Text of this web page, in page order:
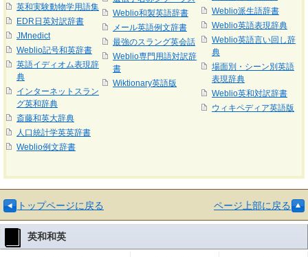
英和実験動物学用語集
EDR日英対訳辞書
JMnedict
Weblio記号和英辞書
英語イディオム表現辞
典
インターネットスラン
グ英和辞典
斎藤和英大辞典
人口統計学英英辞書
Weblio例文辞書
Weblio和製英語辞書
メール英語例文辞書
最強のスラング英会話
Weblio専門用語対訳辞
書
Wiktionary英語版
Weblio派生語辞書
Weblio英語表現辞典
Weblio英語言い回し辞
典
場面別・シーン別英語
表現辞典
Weblio英和対訳辞書
ウィキペディア英語版
トップページに戻る ページ上部に戻る
英和和英